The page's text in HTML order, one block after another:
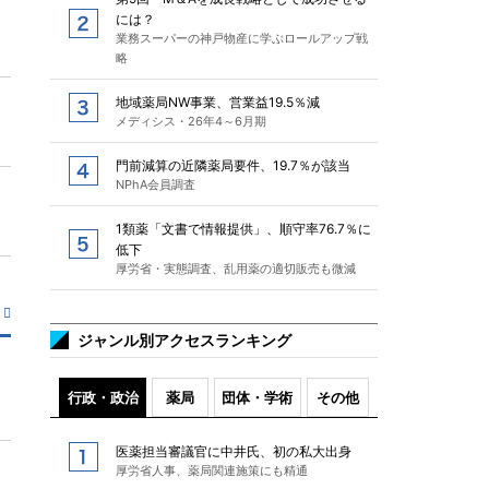
には？
業務スーパーの神戸物産に学ぶロールアップ戦
略
地域薬局NW事業、営業益19.5％減
メディシス・26年4～6月期
門前減算の近隣薬局要件、19.7％が該当
NPhA会員調査
1類薬「文書で情報提供」、順守率76.7％に
低下
厚労省・実態調査、乱用薬の適切販売も微減
ジャンル別アクセスランキング
行政・政治 薬局 団体・学術 その他
医薬担当審議官に中井氏、初の私大出身
厚労省人事、薬局関連施策にも精通